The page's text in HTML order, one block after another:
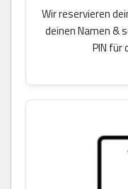
Wir reservieren
deinen Namen &
PIN für